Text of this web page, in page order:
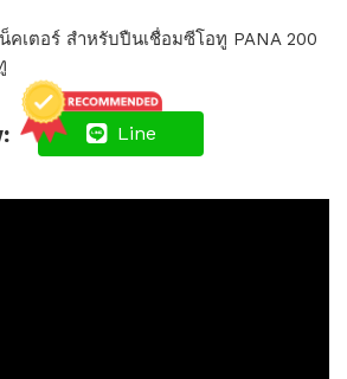
คเตอร์ สำหรับปืนเชื่อมซีโอทู PANA 200
Line